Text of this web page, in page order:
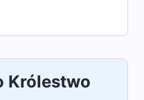
Królestwo